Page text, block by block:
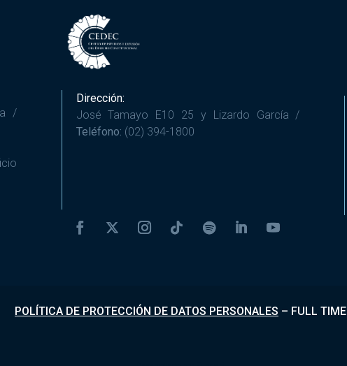
/
Dirección:
José Tamayo E10 25 y Lizardo García /
Teléfono: (02) 394-1800
POLÍTICA DE PROTECCIÓN DE DATOS PERSONALES – FULL TIME